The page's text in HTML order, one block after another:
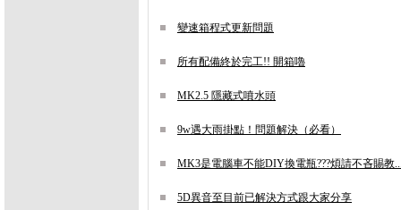
變速箱程式更新問題
所有配備終於完工!! 開箱嚕
MK2.5 隱藏式噴水頭
9w遇大雨掛點！問題解決（必看）
MK3是電腦車不能DIY換電瓶???煩請不吝賜教
5D異音至目前已解決方式跟大家分享